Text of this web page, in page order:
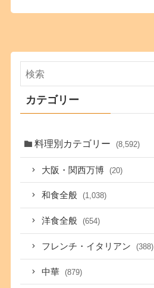
カテゴリー
料理別カテゴリー (8,592)
大阪・関西万博 (20)
和食全般 (1,038)
洋食全般 (654)
フレンチ・イタリアン (388)
中華 (879)